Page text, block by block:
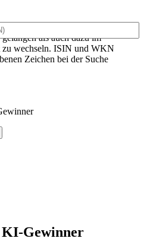
als generelles Suchfeld um
als auch dazu im
zu wechseln. ISIN und WKN
Zeichen bei der Suche
KI-Gewinner